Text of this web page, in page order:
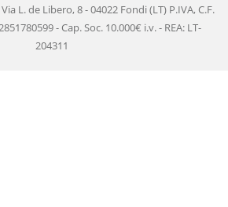
L. de Libero, 8 - 04022 Fondi (LT) P.IVA, C.F.
- Cap. Soc. 10.000€ i.v. - REA: LT-
204311